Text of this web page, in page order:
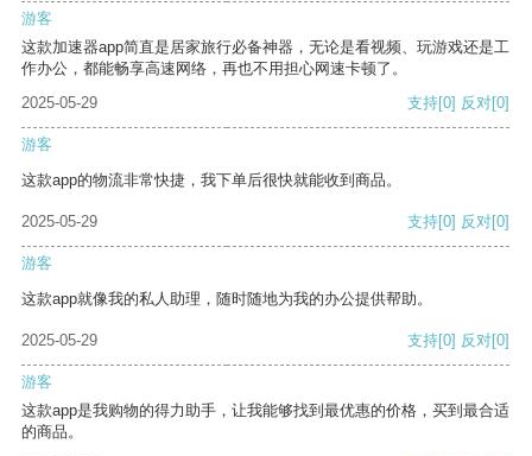
游客
这款加速器app简直是居家旅行必备神器，无论是看视频、玩游戏还是工
作办公，都能畅享高速网络，再也不用担心网速卡顿了。
2025-05-29
支持[0] 反对[0]
游客
这款app的物流非常快捷，我下单后很快就能收到商品。
2025-05-29 支持[0] 反对[0]
游客
这款app就像我的私人助理，随时随地为我的办公提供帮助。
2025-05-29 支持[0] 反对[0]
游客
这款app是我购物的得力助手，让我能够找到最优惠的价格，买到最合适
的商品。